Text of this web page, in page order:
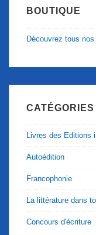
BOUTIQUE
Découvrez tous
CATÉGORIES
Livres des Editions
Autoédition
Francophonie
La littérature dans
Concours d'écriture